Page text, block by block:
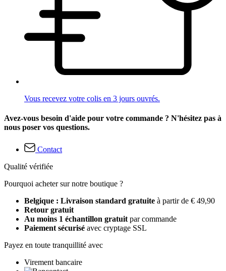
Vous recevez votre colis en 3 jours ouvrés.
Avez-vous besoin d'aide pour votre commande ? N'hésitez pas à
nous poser vos questions.
Contact
Qualité vérifiée
Pourquoi acheter sur notre boutique ?
Belgique : Livraison standard gratuite à partir de € 49,90
Retour gratuit
Au moins 1 échantillon gratuit par commande
Paiement sécurisé avec cryptage SSL
Payez en toute tranquillité avec
Virement bancaire